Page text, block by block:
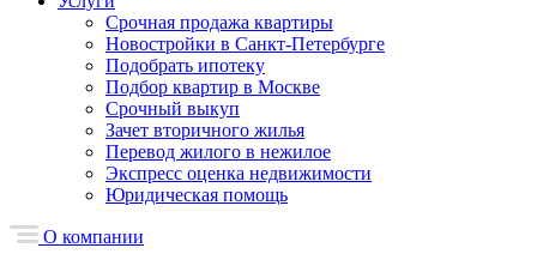
Срочная продажа квартиры
Новостройки в Санкт-Петербурге
Подобрать ипотеку
Подбор квартир в Москве
Срочный выкуп
Зачет вторичного жилья
Перевод жилого в нежилое
Экспресс оценка недвижимости
Юридическая помощь
О компании